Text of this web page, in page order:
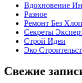
Вдохновение
Разное
Ремонт Без
Секреты
Строй Идеи
Эко
Свежие